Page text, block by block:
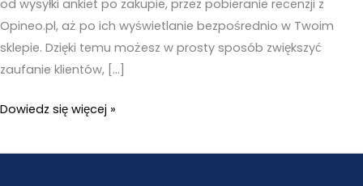
od wysyłki ankiet po zakupie, przez pobieranie recenzji z
Opineo.pl, aż po ich wyświetlanie bezpośrednio w Twoim
sklepie. Dzięki temu możesz w prosty sposób zwiększyć
zaufanie klientów, […]
Jak
Opineo
Dowiedz się więcej »